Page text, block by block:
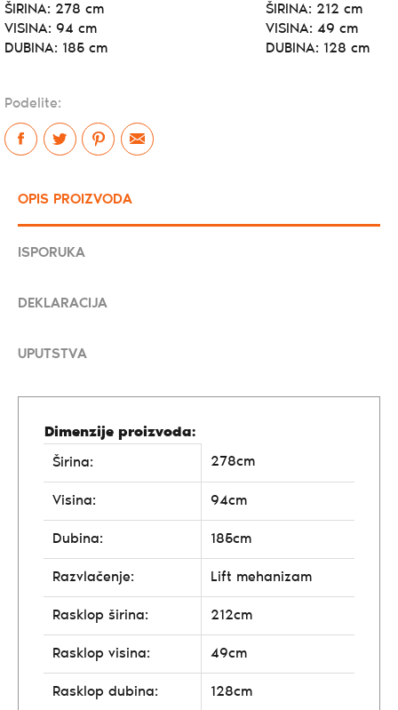
ŠIRINA: 278 cm
VISINA: 94 cm
DUBINA: 185 cm
ŠIRINA: 212 cm
VISINA: 49 cm
DUBINA: 128 cm
Podelite:
OPIS PROIZVODA
ISPORUKA
DEKLARACIJA
UPUTSTVA
Dimenzije proizvoda:
Širina:
278cm
Visina: 94cm
Dubina: 185cm
Razvlačenje: Lift mehanizam
Rasklop širina: 212cm
Rasklop visina: 49cm
Rasklop dubina: 128cm